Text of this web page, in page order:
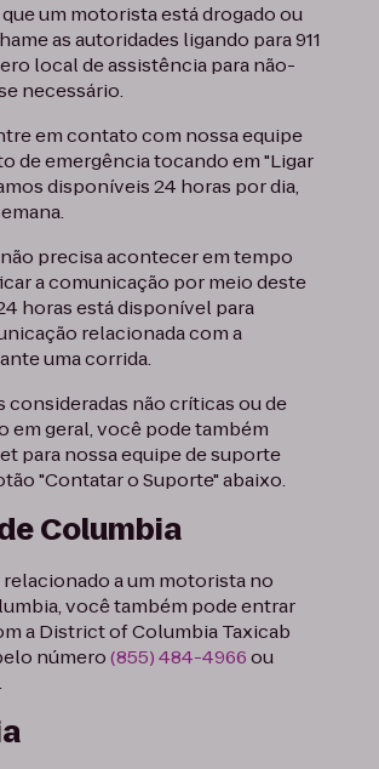
um motorista está drogado ou
as autoridades ligando para 911
local de assistência para não-
necessário.
em contato com nossa equipe
de emergência tocando em "Ligar
disponíveis 24 horas por dia,
precisa acontecer em tempo
a comunicação por meio deste
horas está disponível para
relacionada com a
uma corrida.
consideradas não críticas ou de
em geral, você pode também
para nossa equipe de suporte
"Contatar o Suporte" abaixo.
Columbia
a um motorista no
você também pode entrar
a District of Columbia Taxicab
número(855) 484-4966ou
.